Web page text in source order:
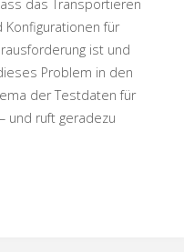
das Transportieren
Konfigurationen für
ist und
Problem in den
der Testdaten für
und ruft geradezu